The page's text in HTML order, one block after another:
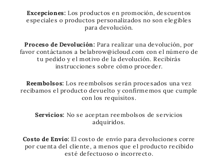
Excepciones: Los productos en promoción, descuentos
especiales o productos personalizados no son elegibles
para devolución.
Proceso de Devolución: Para realizar una devolución, por
favor contáctanos a belabrow@icloud.com con el número de
tu pedido y el motivo de la devolución. Recibirás
instrucciones sobre cómo proceder.
Reembolsos: Los reembolsos serán procesados una vez
recibamos el producto devuelto y confirmemos que cumple
con los requisitos.
Servicios: No se aceptan reembolsos de servicios
adquiridos.
Costo de Envío: El costo de envío para devoluciones corre
por cuenta del cliente, a menos que el producto recibido
esté defectuoso o incorrecto.